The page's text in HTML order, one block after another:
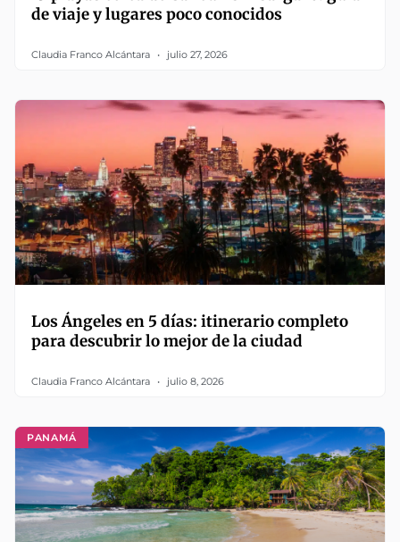
de viaje y lugares poco conocidos
Claudia Franco Alcántara julio 27, 2026
Los Ángeles en 5 días: itinerario completo
para descubrir lo mejor de la ciudad
Claudia Franco Alcántara julio 8, 2026
PANAMÁ